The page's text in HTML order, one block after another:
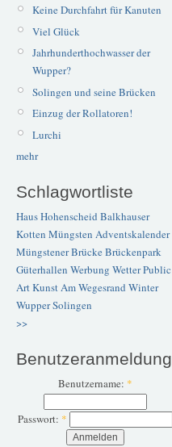
Keine Durchfahrt für Kanuten
Viel Glück
Jahrhunderthochwasser der
Wupper?
Solingen und seine Brücken
Einzug der Rollatoren!
Lurchi
mehr
Schlagwortliste
Haus Hohenscheid Balkhauser
Kotten Müngsten Adventskalender
Müngstener BrückeBrückenpark
Güterhallen Werbung WetterPublic
ArtKunstAm Wegesrand Winter
WupperSolingen
>>
Benutzeranmeldung
Benutzername: *
Passwort: *